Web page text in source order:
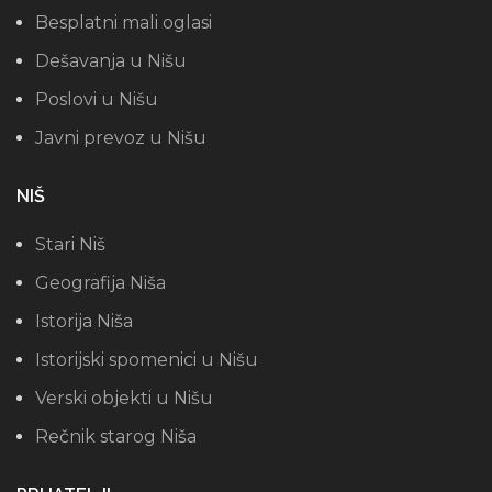
Besplatni mali oglasi
Dešavanja u Nišu
Poslovi u Nišu
Javni prevoz u Nišu
NIŠ
Stari Niš
Geografija Niša
Istorija Niša
Istorijski spomenici u Nišu
Verski objekti u Nišu
Rečnik starog Niša